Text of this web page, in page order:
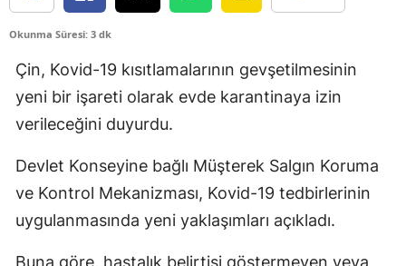
Elazığ
Eskişehir
Gaziantep
Okunma Süresi: 3 dk
Çin, Kovid-19 kısıtlamalarının gevşetilmesinin
yeni bir işareti olarak evde karantinaya izin
verileceğini duyurdu.
Devlet Konseyine bağlı Müşterek Salgın Koruma
ve Kontrol Mekanizması, Kovid-19 tedbirlerinin
uygulanmasında yeni yaklaşımları açıkladı.
Buna göre, hastalık belirtisi göstermeyen veya